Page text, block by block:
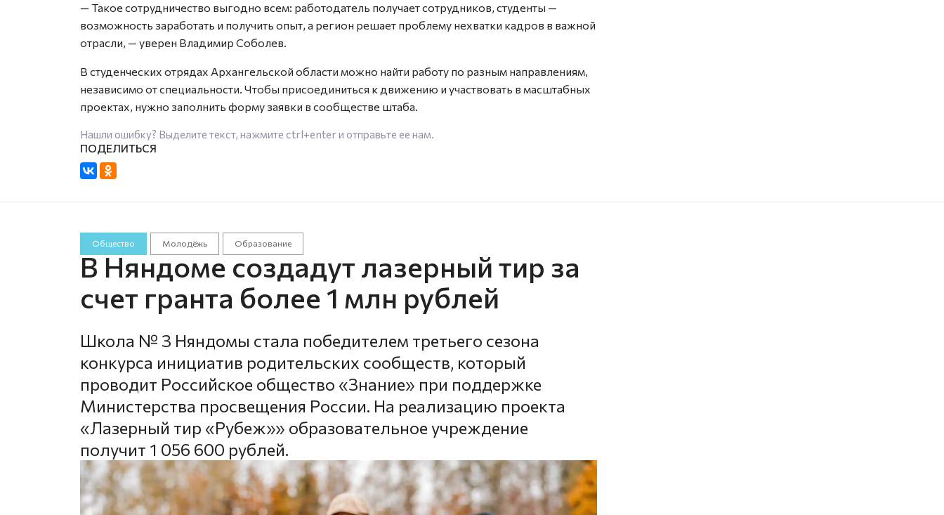
— Такое сотрудничество выгодно всем: работодатель получает сотрудников, студенты —
возможность заработать и получить опыт, а регион решает проблему нехватки кадров в важной
отрасли, — уверен Владимир Соболев.
В студенческих отрядах Архангельской области можно найти работу по разным направлениям,
независимо от специальности. Чтобы присоединиться к движению и участвовать в масштабных
проектах, нужно заполнить форму заявки в сообществе штаба.
Нашли ошибку? Выделите текст, нажмите ctrl+enterи отправьте ее нам.
Общество Молодёжь Образование
В Няндоме создадут лазерный тир за
счет гранта более 1 млн рублей
Школа № 3 Няндомы стала победителем третьего сезона
конкурса инициатив родительских сообществ, который
проводит Российское общество «Знание» при поддержке
Министерства просвещения России. На реализацию проекта
«Лазерный тир «Рубеж»» образовательное учреждение
получит 1 056 600 рублей.